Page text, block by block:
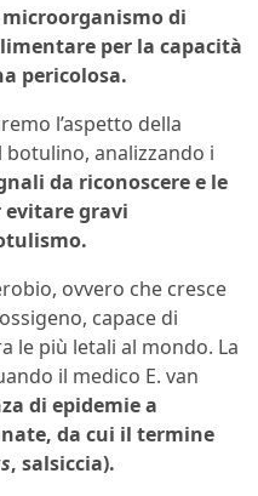
di
per la capacità
pericolosa.
l’aspetto della
analizzando i
da riconoscere e le
evitare gravi
ovvero che cresce
capace di
le più letali al mondo. La
il medico E. van
di epidemie a
da cui il termine
, salsiccia).